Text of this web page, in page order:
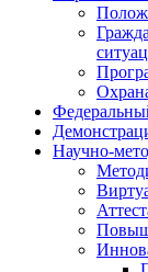
Научно-